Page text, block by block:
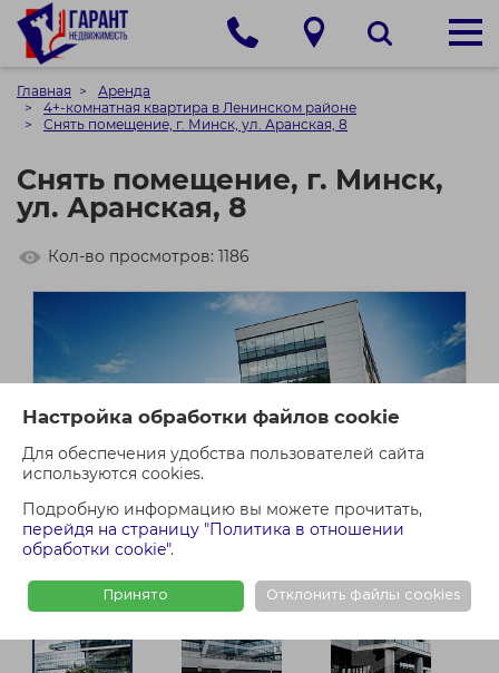
Настройка обработки файлов cookie
Для обеспечения удобства пользователей сайта
используются cookies.
Подробную информацию вы можете прочитать,
перейдя на страницу "Политика в отношении
обработки cookie".
Принято Отклонить файлы cookies
Главная
Аренда
4+-комнатная квартира в Ленинском районе
Снять помещение, г. Минск, ул. Аранская, 8
Снять помещение, г. Минск,
ул. Аранская, 8
Кол-во просмотров: 1186